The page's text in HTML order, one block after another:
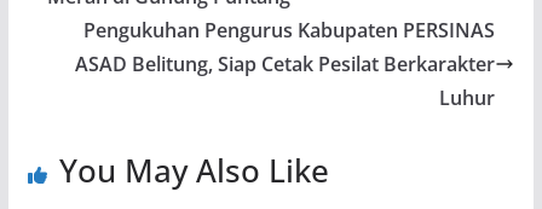
Pengukuhan Pengurus Kabupaten PERSINAS
ASAD Belitung, Siap Cetak Pesilat Berkarakter
Luhur
You May Also Like